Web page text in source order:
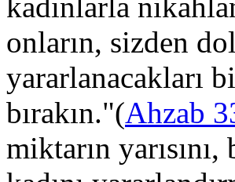
onların, sizden
yararlanacakları
bırakın."(Ahzab
miktarın